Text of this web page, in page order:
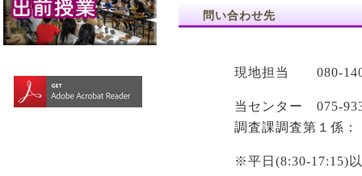
問い合わせ先
現地担当 080-
当センター 075-
調査課調査第１係：
※平日(8:30-17:15)